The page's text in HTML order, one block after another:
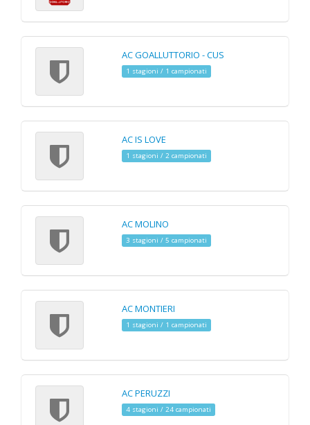
AC GOALLUTTORIO - CUS
1 stagioni / 1 campionati
AC IS LOVE
1 stagioni / 2 campionati
AC MOLINO
3 stagioni / 5 campionati
AC MONTIERI
1 stagioni / 1 campionati
AC PERUZZI
4 stagioni / 24 campionati